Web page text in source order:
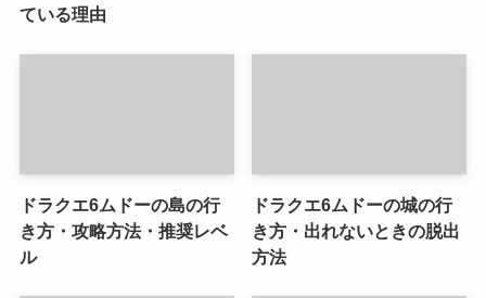
ている理由
ドラクエ6ムドーの島の行
き方・攻略方法・推奨レベ
ル
ドラクエ6ムドーの城の行
き方・出れないときの脱出
方法